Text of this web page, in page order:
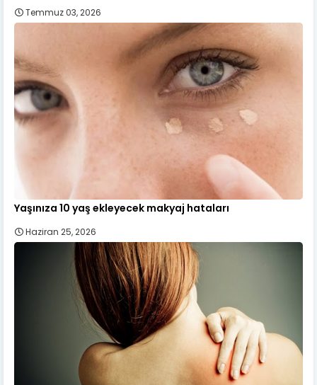
Temmuz 03, 2026
Yaşınıza 10 yaş ekleyecek makyaj hataları
Haziran 25, 2026